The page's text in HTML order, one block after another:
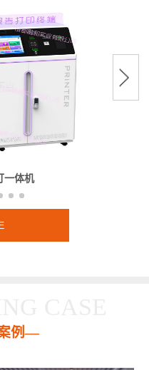
一体机
例—